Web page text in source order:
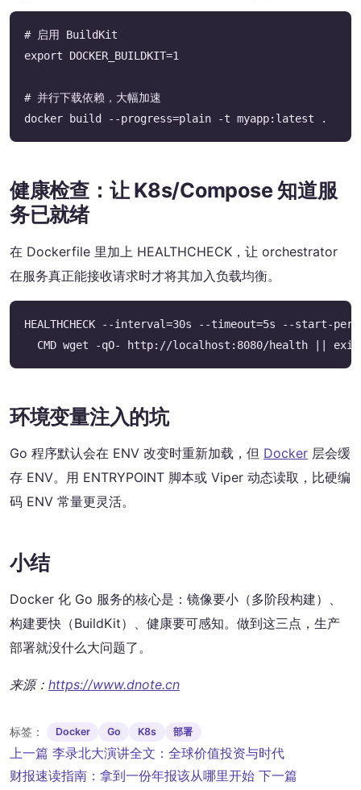
# 启用 BuildKit
export DOCKER_BUILDKIT=1
# 并行下载依赖，大幅加速
docker build --progress=plain -t myapp:latest .
健康检查：让 K8s/Compose 知道服
务已就绪
在 Dockerfile 里加上 HEALTHCHECK，让 orchestrator
在服务真正能接收请求时才将其加入负载均衡。
HEALTHCHECK --interval=30s --timeout=5s --start-
CMD wget -qO- http://localhost:8080/health ||
环境变量注入的坑
Go 程序默认会在 ENV 改变时重新加载，但 Docker 层会缓
存 ENV。用 ENTRYPOINT 脚本或 Viper 动态读取，比硬编
码 ENV 常量更灵活。
小结
Docker 化 Go 服务的核心是：镜像要小（多阶段构建）、
构建要快（BuildKit）、健康要可感知。做到这三点，生产
部署就没什么大问题了。
来源： https://www.dnote.cn
标签： Docker Go K8s 部署
文
章
上一篇 李录北大演讲全文：全球价值投资与时代
财报速读指南：拿到一份年报该从哪里开始 下一篇